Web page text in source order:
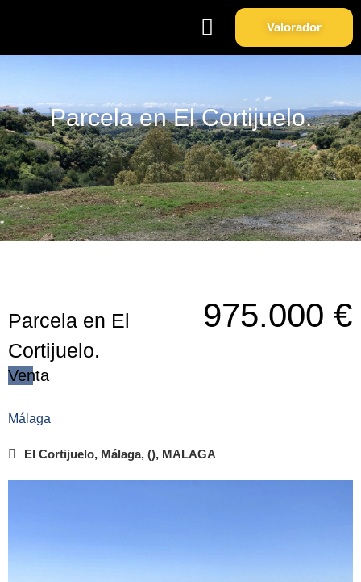
Valorador
Parcela en El Cortijuelo.
Parcela en El
Cortijuelo.
975.000 €
Venta
Málaga
El Cortijuelo, Málaga, (), MALAGA